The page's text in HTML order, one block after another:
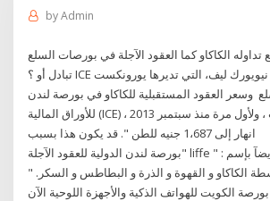
byAdmin
تداوله الكاكاو كما العقود الآجلة في بورصات السلع (انتركونتيننتال
تبادل أو ؟ ICE ورمزها في بورصة نيويورك ليف، التي تديرها يورونكست)
وسعر العقود المستقبلية للكاكاو في بورصة لندن
للأوراق المالية (ICE) هو في نفس الوقت ، ولأول مرة منذ سبتمبر 2013 ،
بورصة لندن الدولية للعقود الآجلة" liffe " : و تعرف أيضآ بإسم" euronext
" و من بين السلع النشطة الكاكاو و القهوة و الذرة و البطاطس و السكر.
الكويت للهواتف الذكية والأجهزة اللوحية الآن!